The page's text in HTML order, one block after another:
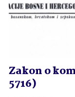
Zakon o
5716)